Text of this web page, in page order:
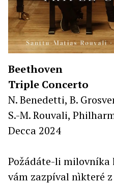
Beethoven
Triple Concerto
N. Benedetti, B.
S.-M. Rouvali,
Decca 2024
Požádáte-li milovníka
vám zazpíval nìkteré